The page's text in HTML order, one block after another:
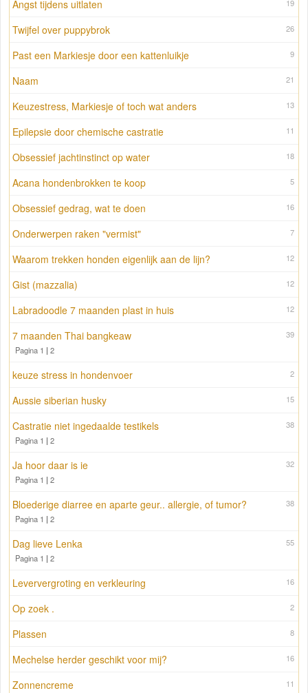
19
Angst tijdens uitlaten
26
Twijfel over puppybrok
9
Past een Markiesje door een kattenluikje
21
Naam
13
Keuzestress, Markiesje of toch wat anders
11
Epilepsie door chemische castratie
18
Obsessief jachtinstinct op water
5
Acana hondenbrokken te koop
16
Obsessief gedrag, wat te doen
7
Onderwerpen raken "vermist"
12
Waarom trekken honden eigenlijk aan de lijn?
12
Gist (mazzalia)
12
Labradoodle 7 maanden plast in huis
39
7 maanden Thai bangkeaw
Pagina 1 | 2
2
keuze stress in hondenvoer
15
Aussie siberian husky
38
Castratie niet ingedaalde testikels
Pagina 1 | 2
32
Ja hoor daar is ie
Pagina 1 | 2
38
Bloederige diarree en aparte geur.. allergie, of tumor?
Pagina 1 | 2
55
Dag lieve Lenka
Pagina 1 | 2
16
Leververgroting en verkleuring
2
Op zoek .
8
Plassen
16
Mechelse herder geschikt voor mij?
11
Zonnencreme